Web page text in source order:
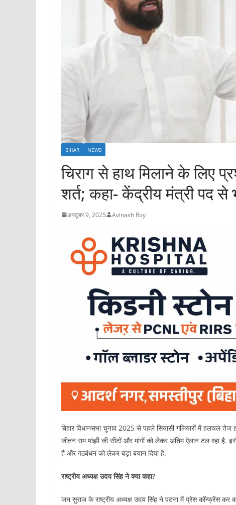
BIHAR NEWS
चिराग से हाथ मिलाने के लिए
शर्त; कहा- केंद्रीय मंत्री पद से
अक्टूबर 9, 2025 Avinash Roy
बिहार विधानसभा चुनाव 2025 से पहले सियासी गलियारों में हलचल
जीतन राम मांझी की सीटों और मांगों को लेकर अंतिम ऐलान टल रहा है.
है और गठबंधन को लेकर बड़ा बयान दिया है.
राष्ट्रीय अध्यक्ष उदय सिंह ने क्या कहा?
जन सुराज के राष्ट्रीय अध्यक्ष उदय सिंह ने पटना में प्रेस कॉन्फ्रेंस कर